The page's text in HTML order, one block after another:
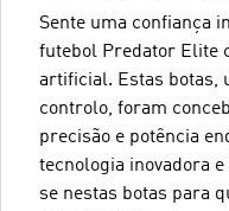
Sente uma confiança
futebol Predator Elite
artificial. Estas botas,
controlo, foram
precisão e potência
tecnologia inovadora
se nestas botas para